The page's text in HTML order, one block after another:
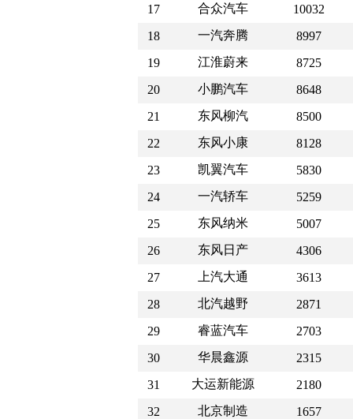
17
合众汽车
10032
18
一汽奔腾
8997
19
江淮蔚来
8725
20
小鹏汽车
8648
21
东风柳汽
8500
22
东风小康
8128
23
凯翼汽车
5830
24
一汽轿车
5259
25
东风纳米
5007
26
东风日产
4306
27
上汽大通
3613
28
北汽越野
2871
29
睿蓝汽车
2703
30
华晨鑫源
2315
31
大运新能源
2180
32
北京制造
1657